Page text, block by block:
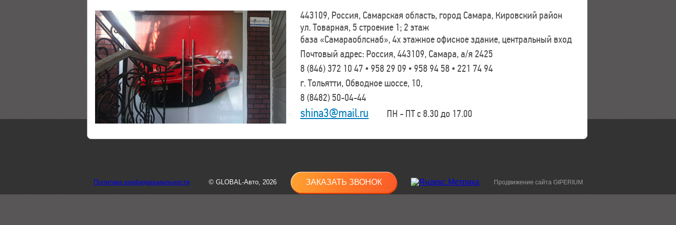
443109, Россия, Самарская область, город Самара, Кировский район
ул. Товарная, 5 строение 1; 2 этаж
база «Самараоблснаб», 4х этажное офисное здание, центральный вход
Почтовый адрес: Россия, 443109, Самара, а/я 2425
8 (846) 372 10 47 • 958 29 09 • 958 94 58 • 221 74 94
г. Тольятти, Обводное шоссе, 10,
8 (8482) 50-04-44
shina3@mail.ru ПН - ПТ с 8.30 до 17.00
Политика конфиденциальности © GLOBAL-Авто, 2026 ЗАКАЗАТЬ ЗВОНОК Продвижение сайта GIPERIUM